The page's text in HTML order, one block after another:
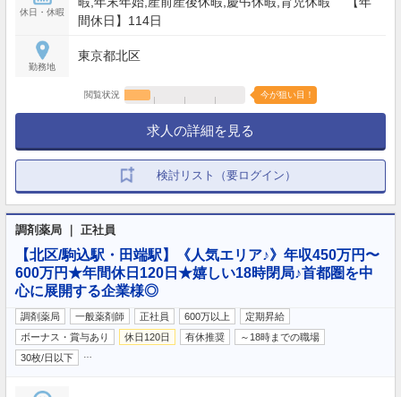
休日・休暇
間休日】114日
勤務地
東京都北区
閲覧状況 今が狙い目！
求人の詳細を見る
検討リスト（要ログイン）
調剤薬局 ｜ 正社員
【北区/駒込駅・田端駅】《人気エリア♪》年収450万円〜
600万円★年間休日120日★嬉しい18時閉局♪首都圏を中
心に展開する企業様◎
調剤薬局 一般薬剤師 正社員 600万以上
定期昇給
ボーナス・賞与あり
休日120日 有休推奨
～18時までの職場
30枚/日以下